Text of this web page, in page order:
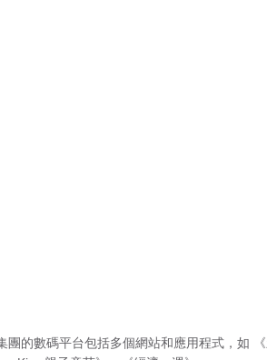
團的數碼平台包括多個網站和應用程式，如